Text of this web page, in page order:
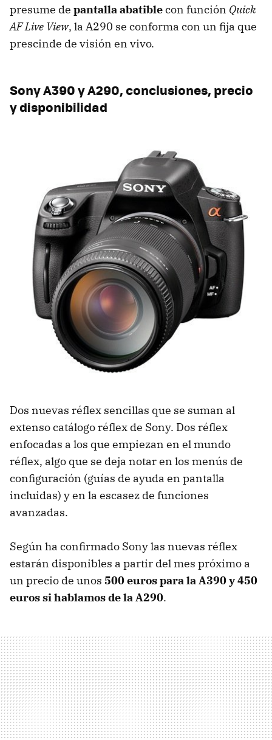
presume de pantalla abatiblecon función Quick
AF Live View, la A290 se conforma con un fija que
prescinde de visión en vivo.
Sony A390 y A290, conclusiones, precio
y disponibilidad
Dos nuevas réflex sencillas que se suman al
extenso catálogo réflex de Sony. Dos réflex
enfocadas a los que empiezan en el mundo
réflex, algo que se deja notar en los menús de
configuración (guías de ayuda en pantalla
incluidas) y en la escasez de funciones
avanzadas.
Según ha confirmado Sony las nuevas réflex
estarán disponibles a partir del mes próximo a
un precio de unos 500 euros para la A390 y 450
euros si hablamos de la A290.